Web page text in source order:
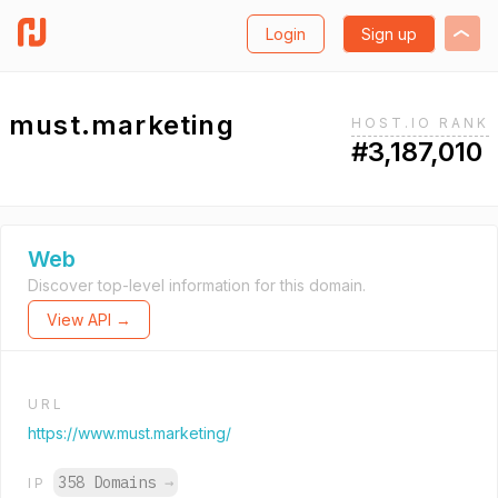
Login Sign up
must.marketing HOST.IO RANK
#3,187,010
Web
Discover top-level information for this domain.
View API →
URL
https://www.must.marketing/
IP 358 Domains →